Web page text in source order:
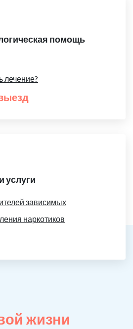
помощь
лечение?
услуги
зависимых
наркотиков
жизни